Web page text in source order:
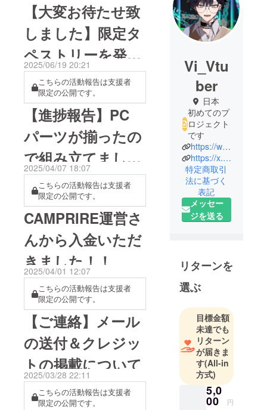
【大変お待たせ致
しました】限定タ
ペストリーを発送
いたしまし
た！！！
2025/06/19 20:21
こちらの活動報告は支援者
限定の公開です。
【進捗報告】PC
パーツが揃ったの
で組み立てまし
た！(※ソフト・設
定関連はまだま
だ....)
2025/04/07 18:07
こちらの活動報告は支援者
限定の公開です。
CAMPRIRE運営さ
んから入金いただ
きました！！
2025/04/01 12:07
こちらの活動報告は支援者
限定の公開です。
【ご連絡】メール
の送付＆クレジッ
トの掲載について
2025/03/28 22:11
こちらの活動報告は支援者
限定の公開です。
Vi_Vtu
ber
日本
初めてのプ
ロジェクト
です
https://www.youtube.com/@vi_game_channel
https://x.com/ViVi23432761
特定商取引
法に基づく
表記
メッセー
ジを送る
リターンを
選ぶ
目標金額
未達でも
リターン
が届きま
す(All-in
方式)
5,0
00 円